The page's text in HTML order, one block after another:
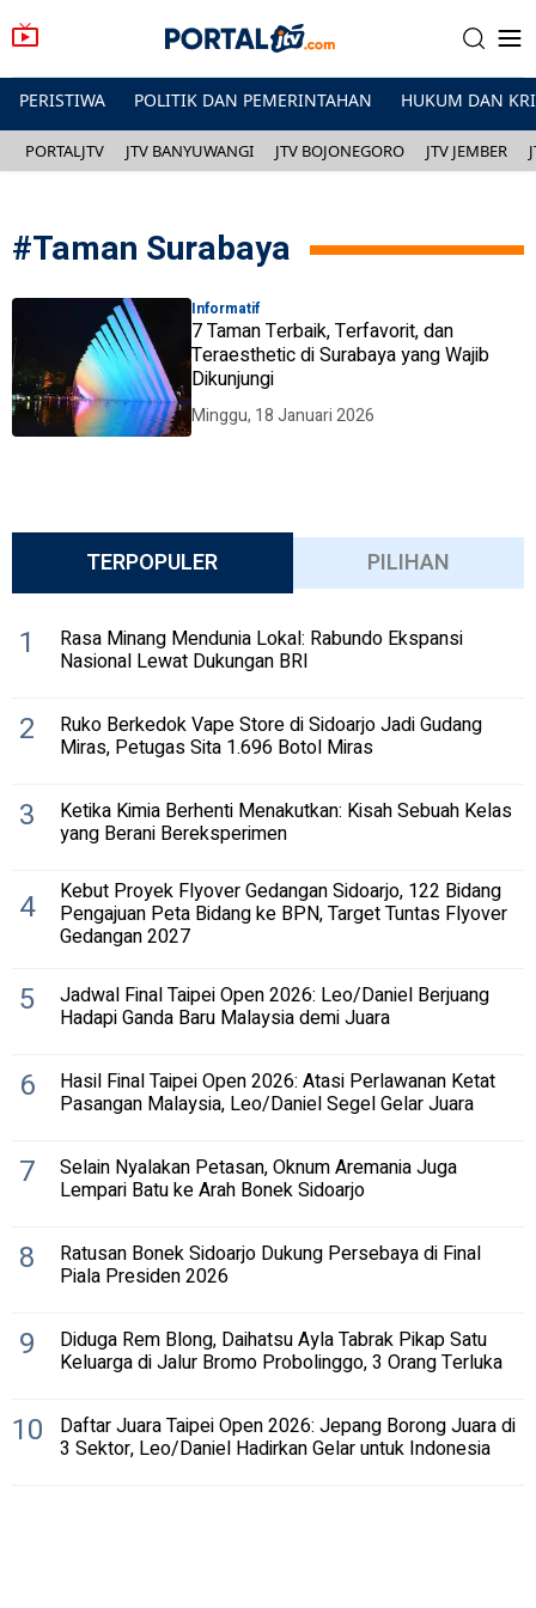
PERISTIWA POLITIK DAN PEMERINTAHAN HUKUM DAN
PORTALJTV JTV BANYUWANGI JTV BOJONEGORO JTV JEMBER
#Taman Surabaya
Informatif
7 Taman Terbaik, Terfavorit, dan
Teraesthetic di Surabaya yang Wajib
Dikunjungi
Minggu, 18 Januari 2026
TERPOPULER PILIHAN
1 Rasa Minang Mendunia Lokal: Rabundo Ekspansi
Nasional Lewat Dukungan BRI
2 Ruko Berkedok Vape Store di Sidoarjo Jadi Gudang
Miras, Petugas Sita 1.696 Botol Miras
3 Ketika Kimia Berhenti Menakutkan: Kisah Sebuah Kelas
yang Berani Bereksperimen
4 Kebut Proyek Flyover Gedangan Sidoarjo, 122 Bidang
Pengajuan Peta Bidang ke BPN, Target Tuntas Flyover
Gedangan 2027
5 Jadwal Final Taipei Open 2026: Leo/Daniel Berjuang
Hadapi Ganda Baru Malaysia demi Juara
6 Hasil Final Taipei Open 2026: Atasi Perlawanan Ketat
Pasangan Malaysia, Leo/Daniel Segel Gelar Juara
7 Selain Nyalakan Petasan, Oknum Aremania Juga
Lempari Batu ke Arah Bonek Sidoarjo
8 Ratusan Bonek Sidoarjo Dukung Persebaya di Final
Piala Presiden 2026
9 Diduga Rem Blong, Daihatsu Ayla Tabrak Pikap Satu
Keluarga di Jalur Bromo Probolinggo, 3 Orang Terluka
10 Daftar Juara Taipei Open 2026: Jepang Borong Juara di
3 Sektor, Leo/Daniel Hadirkan Gelar untuk Indonesia